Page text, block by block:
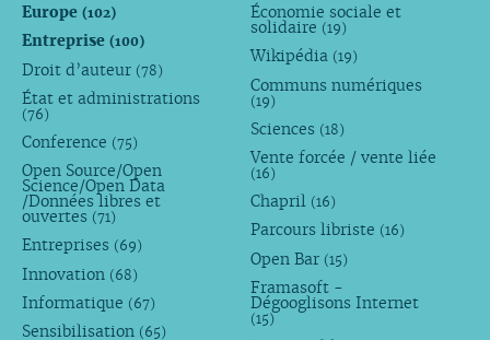
Europe (102)
Entreprise (100)
Droit d’auteur (78)
État et administrations
(76)
Conference (75)
Open Source/Open
Science/Open Data
/Données libres et
ouvertes (71)
Entreprises (69)
Innovation (68)
Informatique (67)
Sensibilisation (65)
Économie sociale et
solidaire (19)
Wikipédia (19)
Communs numériques
(19)
Sciences (18)
Vente forcée / vente liée
(16)
Chapril (16)
Parcours libriste (16)
Open Bar (15)
Framasoft -
Dégooglisons Internet
(15)